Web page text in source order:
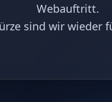
Webauftritt.
sind wir wieder